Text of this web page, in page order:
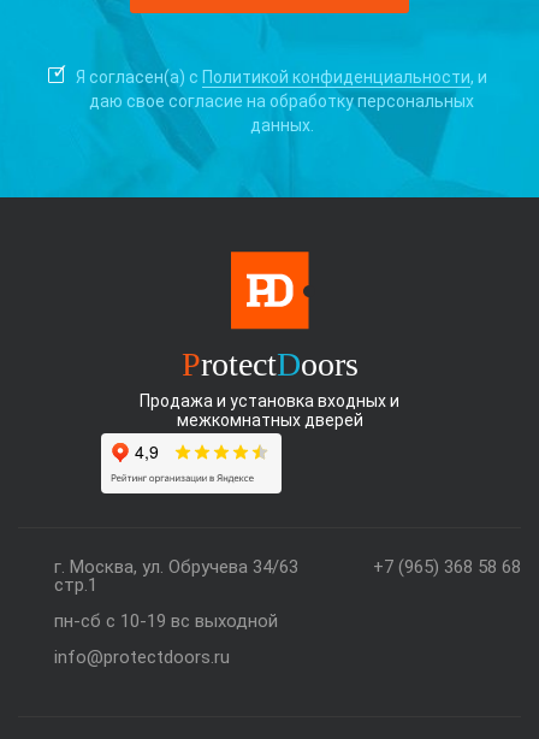
Я согласен(а) с Политикой конфиденциальности, и
даю свое согласие на обработку персональных
данных.
ProtectDoors
Продажа и установка входных и
межкомнатных дверей
+7 (965) 368 58 68
г. Москва, ул. Обручева 34/63
стр.1
пн-сб с 10-19 вс выходной
info@protectdoors.ru